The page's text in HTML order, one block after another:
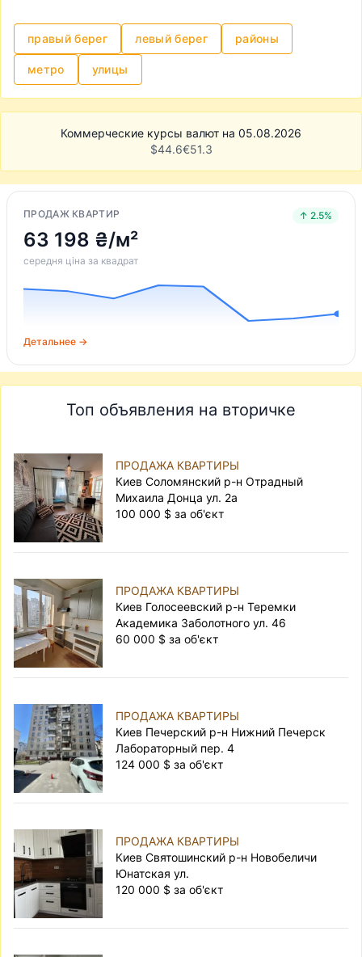
правый берег левый берег районы
метро улицы
Коммерческие курсы валют на 05.08.2026
$44.6€51.3
ПРОДАЖ КВАРТИР ↑ 2.5%
63 198 ₴/м²
середня ціна за квадрат
Детальнее →
Топ объявления на вторичке
ПРОДАЖА КВАРТИРЫ
Киев Соломянский р-н Отрадный
Михаила Донца ул. 2а
100 000 $ за об'єкт
ПРОДАЖА КВАРТИРЫ
Киев Голосеевский р-н Теремки
Академика Заболотного ул. 46
60 000 $ за об'єкт
ПРОДАЖА КВАРТИРЫ
Киев Печерский р-н Нижний Печерск
Лабораторный пер. 4
124 000 $ за об'єкт
ПРОДАЖА КВАРТИРЫ
Киев Святошинский р-н Новобеличи
Юнатская ул.
120 000 $ за об'єкт